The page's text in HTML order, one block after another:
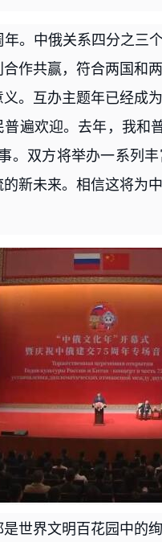
。中俄关系四分之三
作共赢，符合两国和
。互办主题年已经成
遍欢迎。去年，我
。双方将举办一系列
新未来。相信这将为
世界文明百花园中的